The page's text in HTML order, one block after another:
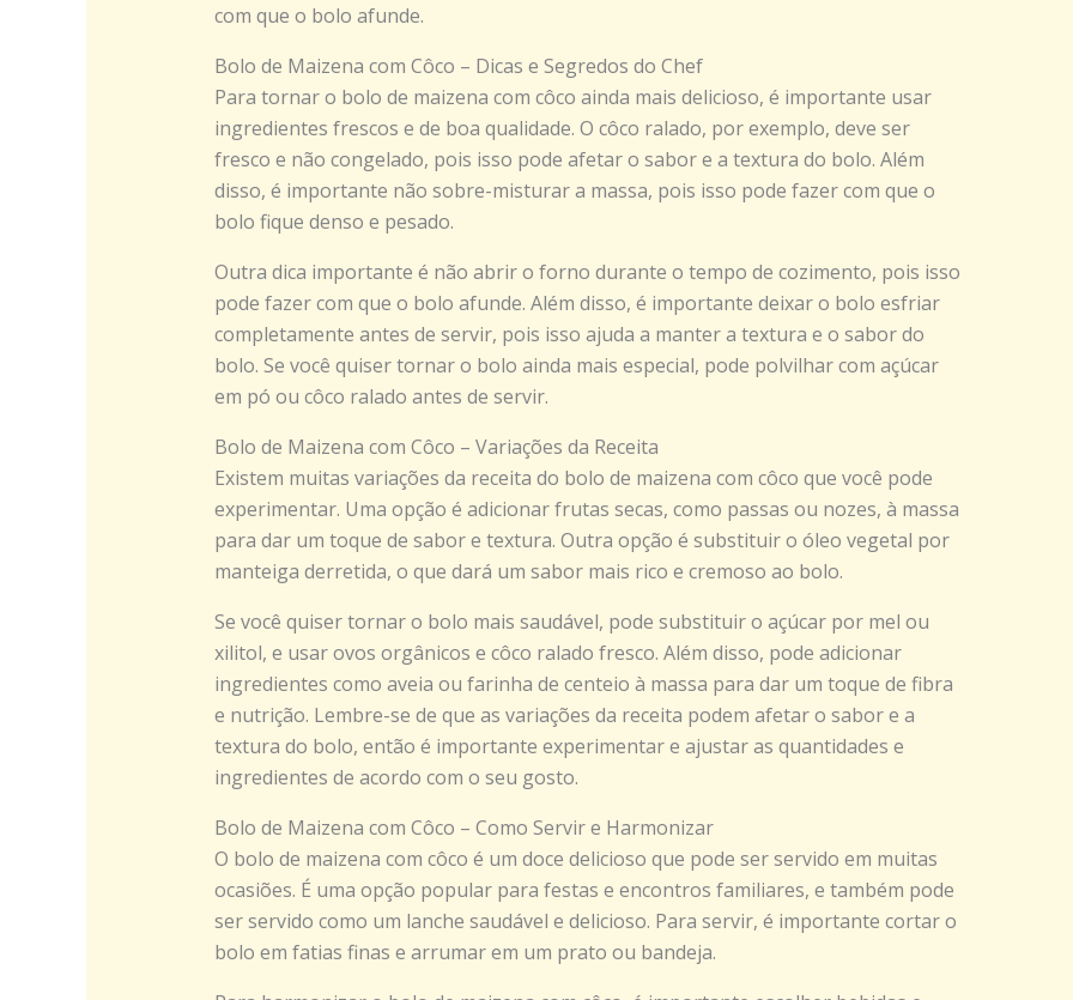
com que o bolo afunde.
Bolo de Maizena com Côco – Dicas e Segredos do Chef
Para tornar o bolo de maizena com côco ainda mais delicioso, é importante usar
ingredientes frescos e de boa qualidade. O côco ralado, por exemplo, deve ser
fresco e não congelado, pois isso pode afetar o sabor e a textura do bolo. Além
disso, é importante não sobre-misturar a massa, pois isso pode fazer com que o
bolo fique denso e pesado.
Outra dica importante é não abrir o forno durante o tempo de cozimento, pois isso
pode fazer com que o bolo afunde. Além disso, é importante deixar o bolo esfriar
completamente antes de servir, pois isso ajuda a manter a textura e o sabor do
bolo. Se você quiser tornar o bolo ainda mais especial, pode polvilhar com açúcar
em pó ou côco ralado antes de servir.
Bolo de Maizena com Côco – Variações da Receita
Existem muitas variações da receita do bolo de maizena com côco que você pode
experimentar. Uma opção é adicionar frutas secas, como passas ou nozes, à massa
para dar um toque de sabor e textura. Outra opção é substituir o óleo vegetal por
manteiga derretida, o que dará um sabor mais rico e cremoso ao bolo.
Se você quiser tornar o bolo mais saudável, pode substituir o açúcar por mel ou
xilitol, e usar ovos orgânicos e côco ralado fresco. Além disso, pode adicionar
ingredientes como aveia ou farinha de centeio à massa para dar um toque de fibra
e nutrição. Lembre-se de que as variações da receita podem afetar o sabor e a
textura do bolo, então é importante experimentar e ajustar as quantidades e
ingredientes de acordo com o seu gosto.
Bolo de Maizena com Côco – Como Servir e Harmonizar
O bolo de maizena com côco é um doce delicioso que pode ser servido em muitas
ocasiões. É uma opção popular para festas e encontros familiares, e também pode
ser servido como um lanche saudável e delicioso. Para servir, é importante cortar o
bolo em fatias finas e arrumar em um prato ou bandeja.